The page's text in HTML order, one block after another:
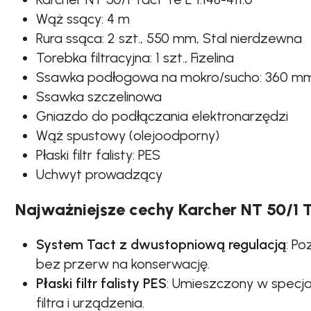
Wąż ssący: 4 m
Rura ssąca: 2 szt., 550 mm, Stal nierdzewna
Torebka filtracyjna: 1 szt., Fizelina
Ssawka podłogowa na mokro/sucho: 360
Ssawka szczelinowa
Gniazdo do podłączania elektronarzędzi
Wąż spustowy (olejoodporny)
Płaski filtr falisty: PES
Uchwyt prowadzący
Najważniejsze cechy Karcher NT 50/1
System Tact z dwustopniową regulacją:
bez przerw na konserwację.
Płaski filtr falisty PES: Umieszczony w
filtra i urządzenia.